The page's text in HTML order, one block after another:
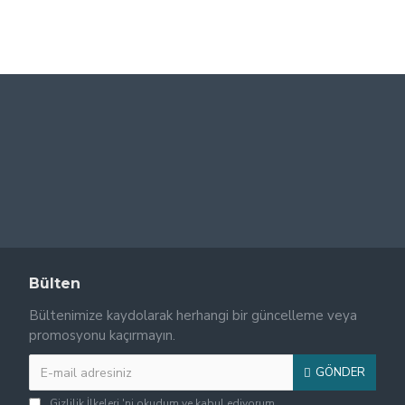
Bülten
Bültenimize kaydolarak herhangi bir güncelleme veya
promosyonu kaçırmayın.
GÖNDER